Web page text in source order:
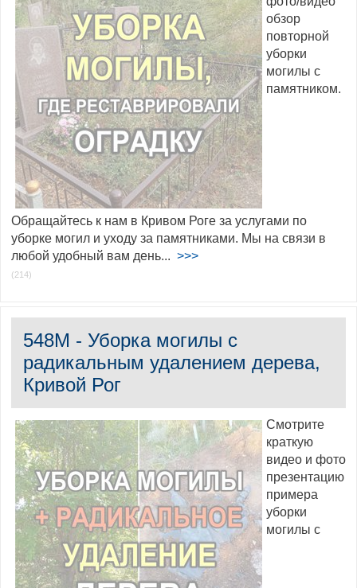
обзор
повторной
уборки
могилы с
памятником.
Обращайтесь к нам в Кривом Роге за услугами по
уборке могил и уходу за памятниками. Мы на связи в
любой удобный вам день... >>>
(214)
548M - Уборка могилы с
радикальным удалением дерева,
Кривой Рог
Смотрите
краткую
видео и фото
презентацию
примера
уборки
могилы с